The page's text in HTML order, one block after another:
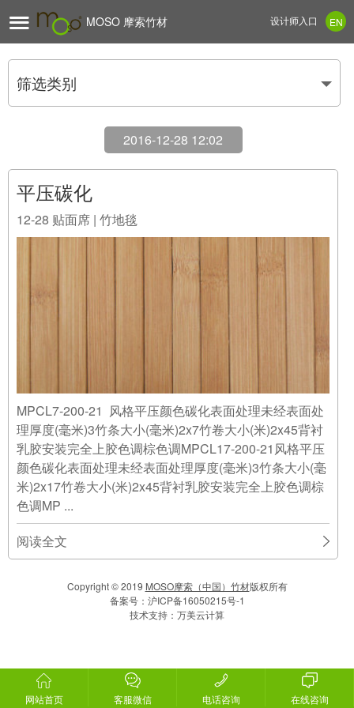
 MOSO 摩索竹材 EN
设计师入口
筛选类别
2016-12-28 12:02
平压碳化
12-28 贴面席 | 竹地毯
MPCL7-200-21 风格平压颜色碳化表面处理未经表面处
理厚度(毫米)3竹条大小(毫米)2x7竹卷大小(米)2x45背衬
乳胶安装完全上胶色调棕色调MPCL17-200-21风格平压
颜色碳化表面处理未经表面处理厚度(毫米)3竹条大小(毫
米)2x17竹卷大小(米)2x45背衬乳胶安装完全上胶色调棕
色调MP ...
阅读全文
网站首页 客服微信 电话咨询 在线咨询
Copyright © 2019 MOSO摩索（中国）竹材版权所有
备案号： 沪ICP备16050215号-1
技术支持： 万美云计算